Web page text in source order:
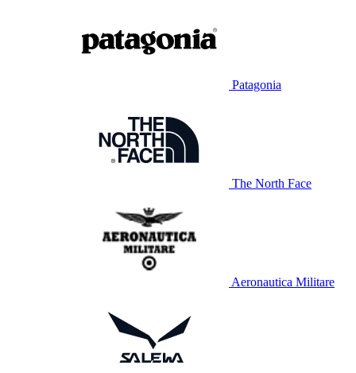
Patagonia
The North Face
Aeronautica Militare